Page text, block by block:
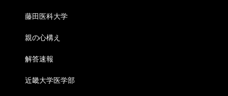
藤田医科大学
親の心構え
解答速報
近畿大学医学部